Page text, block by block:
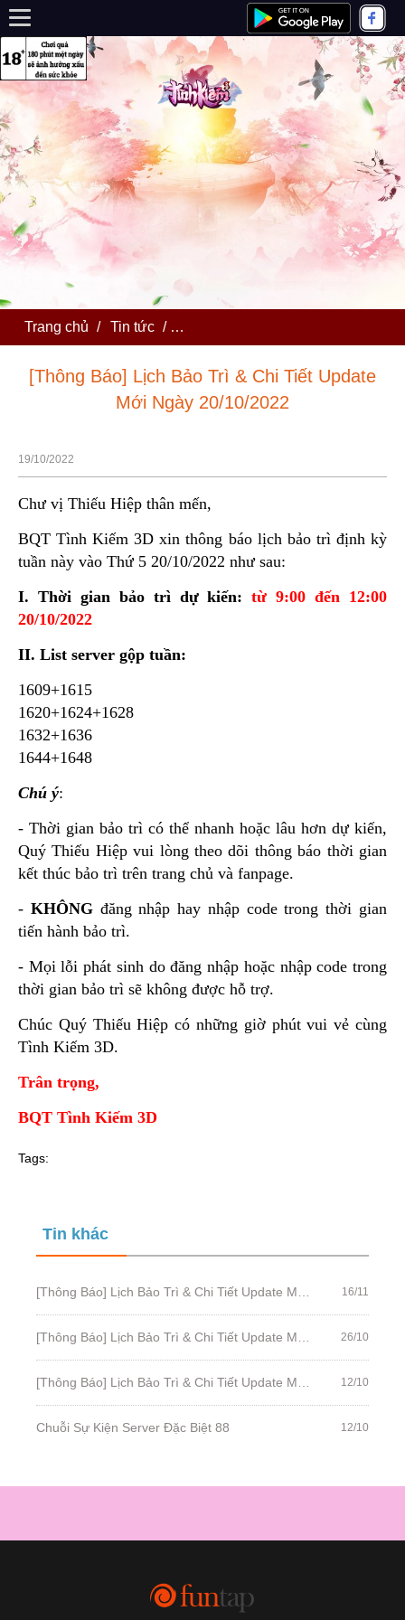
Trang chủ / Tin tức / [Thông Báo] Lịch Bảo Trì & Chi
[Thông Báo] Lịch Bảo Trì & Chi Tiết Update
Mới Ngày 20/10/2022
19/10/2022
Chư vị Thiếu Hiệp thân mến,
BQT Tình Kiếm 3D xin thông báo lịch bảo trì định kỳ
tuần này vào Thứ 5 20/10/2022 như sau:
I. Thời gian bảo trì dự kiến: từ 9:00 đến 12:00
20/10/2022
II. List server gộp tuần:
1609+1615
1620+1624+1628
1632+1636
1644+1648
Chú ý:
- Thời gian bảo trì có thể nhanh hoặc lâu hơn dự kiến,
Quý Thiếu Hiệp vui lòng theo dõi thông báo thời gian
kết thúc bảo trì trên trang chủ và fanpage.
- KHÔNGđăng nhập hay nhập code trong thời gian
tiến hành bảo trì.
- Mọi lỗi phát sinh do đăng nhập hoặc nhập code trong
thời gian bảo trì sẽ không được hỗ trợ.
Chúc Quý Thiếu Hiệp có những giờ phút vui vẻ cùng
Tình Kiếm 3D.
Trân trọng,
BQT Tình Kiếm 3D
Tags:
Tin khác
16/11
26/10
12/10
Chuỗi Sự Kiện Server Đặc Biệt 88 12/10